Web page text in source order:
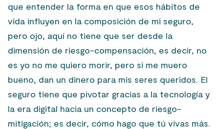
que entender la forma en que esos hábitos de
vida influyen en la composición de mi seguro,
pero ojo, aquí no tiene que ser desde la
dimensión de riesgo-compensación, es decir, no
es yo no me quiero morir, pero si me muero
bueno, dan un dinero para mis seres queridos. El
seguro tiene que pivotar gracias a la tecnología y
la era digital hacia un concepto de riesgo-
mitigación; es decir, cómo hago que tú vivas más.